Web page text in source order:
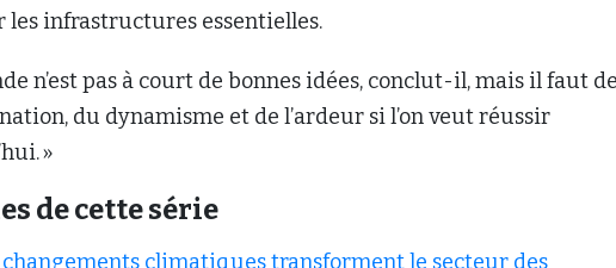
les infrastructures essentielles.
n’est pas à court de bonnes idées, conclut-il, mais il faut
du dynamisme et de l’ardeur si l’on veut réussir
»
de cette série
changements climatiques transforment le secteur des